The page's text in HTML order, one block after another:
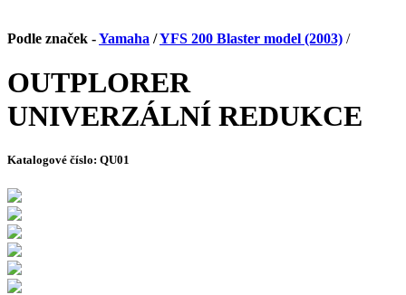
Podle značek -Yamaha /YFS 200 Blaster model (2003) /
OUTPLORER
UNIVERZÁLNÍ REDUKCE
Katalogové číslo: QU01